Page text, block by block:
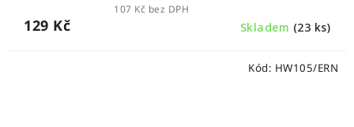
Skladem (23 ks)
107 Kč bez DPH
129 Kč
Kód: HW105/ERN